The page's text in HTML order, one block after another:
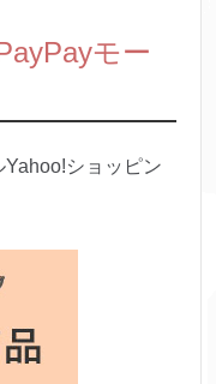
モー
ショッピン